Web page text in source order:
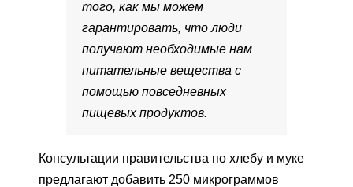
того, как мы можем
гарантировать, что люди
получают необходимые нам
питательные вещества с
помощью повседневных
пищевых продуктов.
Консультации правительства по хлебу и муке
предлагают добавить 250 микрограммов